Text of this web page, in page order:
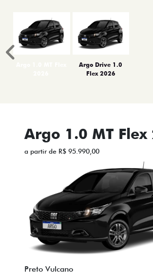
Argo Drive 1.0
Flex 2026
Anterior
Argo 1.0 MT Flex
a partir de R$ 95.990,00
Preto Vulcano